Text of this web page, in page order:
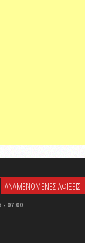
ΑΝΑΜΕΝΟΜΕΝΕΣ ΑΦΙΞΕΙΣ
- 07:00